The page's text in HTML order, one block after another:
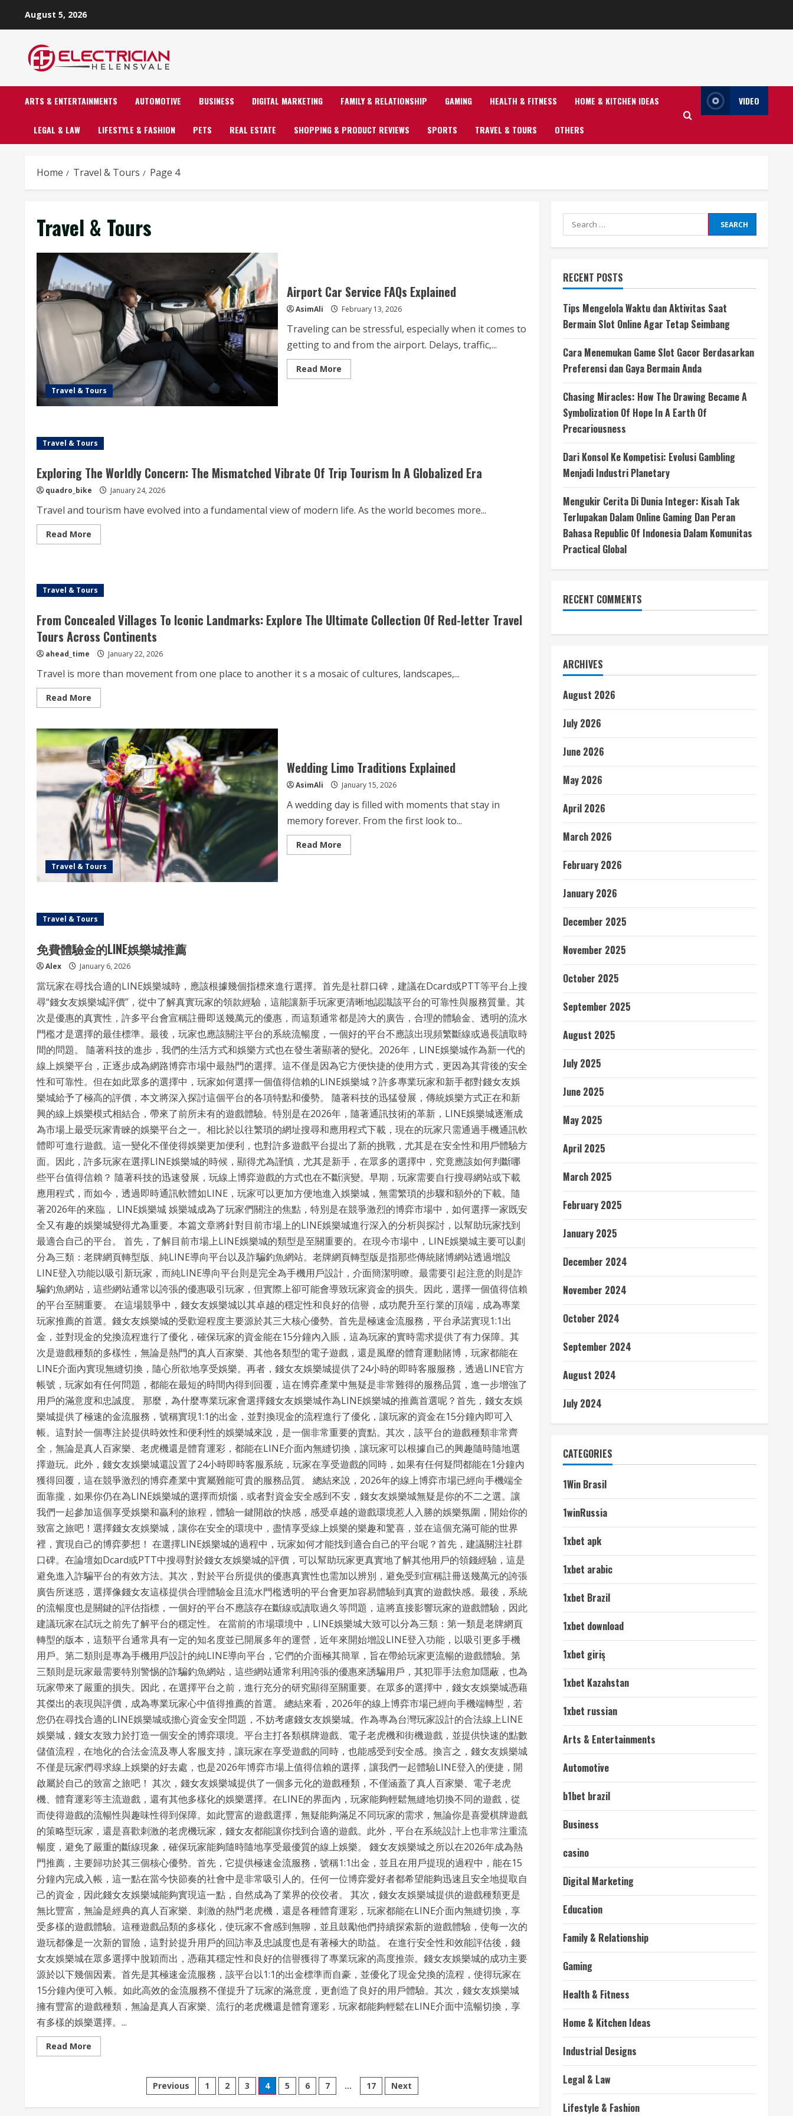
August 5, 2026
ARTS & ENTERTAINMENTS AUTOMOTIVE BUSINESS DIGITAL MARKETING FAMILY & RELATIONSHIP GAMING HEALTH & FITNESS HOME & KITCHEN IDEAS
LEGAL & LAW LIFESTYLE & FASHION PETS REAL ESTATE SHOPPING & PRODUCT REVIEWS SPORTS TRAVEL & TOURS OTHERS
VIDEO
Home Travel & Tours Page 4
Travel & Tours
Travel & Tours
Airport Car Service FAQs Explained
AsimAli February 13, 2026
Traveling can be stressful, especially when it comes to
getting to and from the airport. Delays, traffic,...
Read MoreRead
more
Travel & Tours
Exploring The Worldly Concern: The Mismatched Vibrate Of Trip Tourism In A Globalized Era
quadro_bike January 24, 2026
Travel and tourism have evolved into a fundamental view of modern life. As the world becomes more...
Read More
more
Concern:
The
Mismatched
Of
Trip
Tourism
In
Globalized
Travel & Tours
From Concealed Villages To Iconic Landmarks: Explore The Ultimate Collection Of Red-letter Travel
Tours Across Continents
ahead_time January 22, 2026
Travel is more than movement from one place to another it s a mosaic of cultures, landscapes,...
Read More
more
Concealed
Villages
To
Iconic
Landmarks:
Explore
The
Ultimate
Collection
Of
Red-
letter
Travel
Tours
Across
Continents
Travel & Tours
Wedding Limo Traditions Explained
AsimAli January 15, 2026
A wedding day is filled with moments that stay in
memory forever. From the first look to...
Read MoreRead
more
Travel & Tours
免費體驗金的LINE娛樂城推薦
Alex January 6, 2026
當玩家在尋找合適的LINE娛樂城時，應該根據幾個指標來進行選擇。首先是社群口碑，建議在Dcard或PTT等平台上搜
尋“錢女友娛樂城評價”，從中了解真實玩家的領款經驗，這能讓新手玩家更清晰地認識該平台的可靠性與服務質量。其
次是優惠的真實性，許多平台會宣稱註冊即送幾萬元的優惠，而這類通常都是誇大的廣告，合理的體驗金、透明的流水
門檻才是選擇的最佳標準。最後，玩家也應該關注平台的系統流暢度，一個好的平台不應該出現頻繁斷線或過長讀取時
間的問題。 隨著科技的進步，我們的生活方式和娛樂方式也在發生著顯著的變化。2026年，LINE娛樂城作為新一代的
線上娛樂平台，正逐步成為網路博弈市場中最熱門的選擇。這不僅是因為它方便快捷的使用方式，更因為其背後的安全
性和可靠性。但在如此眾多的選擇中，玩家如何選擇一個值得信賴的LINE娛樂城？許多專業玩家和新手都對錢女友娛
樂城給予了極高的評價，本文將深入探討這個平台的各項特點和優勢。 隨著科技的迅猛發展，傳統娛樂方式正在和新
興的線上娛樂模式相結合，帶來了前所未有的遊戲體驗。特別是在2026年，隨著通訊技術的革新，LINE娛樂城逐漸成
為市場上最受玩家青睞的娛樂平台之一。相比於以往繁瑣的網址搜尋和應用程式下載，現在的玩家只需通過手機通訊軟
體即可進行遊戲。這一變化不僅使得娛樂更加便利，也對許多遊戲平台提出了新的挑戰，尤其是在安全性和用戶體驗方
面。因此，許多玩家在選擇LINE娛樂城的時候，顯得尤為謹慎，尤其是新手，在眾多的選擇中，究竟應該如何判斷哪
些平台值得信賴？ 隨著科技的迅速發展，玩線上博弈遊戲的方式也在不斷演變。早期，玩家需要自行搜尋網站或下載
應用程式，而如今，透過即時通訊軟體如LINE，玩家可以更加方便地進入娛樂城，無需繁瑣的步驟和額外的下載。隨
著2026年的來臨， LINE娛樂城 娛樂城成為了玩家們關注的焦點，特別是在競爭激烈的博弈市場中，如何選擇一家既安
全又有趣的娛樂城變得尤為重要。本篇文章將針對目前市場上的LINE娛樂城進行深入的分析與探討，以幫助玩家找到
最適合自己的平台。 首先，了解目前市場上LINE娛樂城的類型是至關重要的。在現今市場中，LINE娛樂城主要可以劃
分為三類：老牌網頁轉型版、純LINE導向平台以及詐騙釣魚網站。老牌網頁轉型版是指那些傳統賭博網站透過增設
LINE登入功能以吸引新玩家，而純LINE導向平台則是完全為手機用戶設計，介面簡潔明瞭。最需要引起注意的則是詐
騙釣魚網站，這些網站通常以誇張的優惠吸引玩家，但實際上卻可能會導致玩家資金的損失。因此，選擇一個值得信賴
的平台至關重要。 在這場競爭中，錢女友娛樂城以其卓越的穩定性和良好的信譽，成功爬升至行業的頂端，成為專業
玩家推薦的首選。錢女友娛樂城的受歡迎程度主要源於其三大核心優勢。首先是極速金流服務，平台承諾實現1:1出
金，並對現金的兌換流程進行了優化，確保玩家的資金能在15分鐘內入賬，這為玩家的實時需求提供了有力保障。其
次是遊戲種類的多樣性，無論是熱門的真人百家樂、其他各類型的電子遊戲，還是風靡的體育運動賭博，玩家都能在
LINE介面內實現無縫切換，隨心所欲地享受娛樂。再者，錢女友娛樂城提供了24小時的即時客服服務，透過LINE官方
帳號，玩家如有任何問題，都能在最短的時間內得到回覆，這在博弈產業中無疑是非常難得的服務品質，進一步增強了
用戶的滿意度和忠誠度。 那麼，為什麼專業玩家會選擇錢女友娛樂城作為LINE娛樂城的推薦首選呢？首先，錢女友娛
樂城提供了極速的金流服務，號稱實現1:1的出金，並對換現金的流程進行了優化，讓玩家的資金在15分鐘內即可入
帳。這對於一個專注於提供時效性和便利性的娛樂城來說，是一個非常重要的賣點。其次，該平台的遊戲種類非常齊
全，無論是真人百家樂、老虎機還是體育運彩，都能在LINE介面內無縫切換，讓玩家可以根據自己的興趣隨時隨地選
擇遊玩。此外，錢女友娛樂城還設置了24小時即時客服系統，玩家在享受遊戲的同時，如果有任何疑問都能在1分鐘內
獲得回覆，這在競爭激烈的博弈產業中實屬難能可貴的服務品質。 總結來說，2026年的線上博弈市場已經向手機端全
面靠攏，如果你仍在為LINE娛樂城的選擇而煩惱，或者對資金安全感到不安，錢女友娛樂城無疑是你的不二之選。讓
我們一起參加這個享受娛樂和贏利的旅程，體驗一鍵開啟的快感，感受卓越的遊戲環境惹人入勝的娛樂氛圍，開始你的
致富之旅吧！選擇錢女友娛樂城，讓你在安全的環境中，盡情享受線上娛樂的樂趣和驚喜，並在這個充滿可能的世界
裡，實現自己的博弈夢想！ 在選擇LINE娛樂城的過程中，玩家如何才能找到適合自己的平台呢？首先，建議關注社群
口碑。在論壇如Dcard或PTT中搜尋對於錢女友娛樂城的評價，可以幫助玩家更真實地了解其他用戶的領錢經驗，這是
避免進入詐騙平台的有效方法。其次，對於平台所提供的優惠真實性也需加以辨別，避免受到宣稱註冊送幾萬元的誇張
廣告所迷惑，選擇像錢女友這樣提供合理體驗金且流水門檻透明的平台會更加容易體驗到真實的遊戲快感。最後，系統
的流暢度也是關鍵的評估指標，一個好的平台不應該存在斷線或讀取過久等問題，這將直接影響玩家的遊戲體驗，因此
建議玩家在試玩之前先了解平台的穩定性。 在當前的市場環境中，LINE娛樂城大致可以分為三類：第一類是老牌網頁
轉型的版本，這類平台通常具有一定的知名度並已開展多年的運營，近年來開始增設LINE登入功能，以吸引更多手機
用戶。第二類則是專為手機用戶設計的純LINE導向平台，它們的介面極其簡單，旨在帶給玩家更流暢的遊戲體驗。第
三類則是玩家最需要特別警惕的詐騙釣魚網站，這些網站通常利用誇張的優惠來誘騙用戶，其犯罪手法愈加隱蔽，也為
玩家帶來了嚴重的損失。因此，在選擇平台之前，進行充分的研究顯得至關重要。在眾多的選擇中，錢女友娛樂城憑藉
其傑出的表現與評價，成為專業玩家心中值得推薦的首選。 總結來看，2026年的線上博弈市場已經向手機端轉型，若
您仍在尋找合適的LINE娛樂城或擔心資金安全問題，不妨考慮錢女友娛樂城。作為專為台灣玩家設計的合法線上LINE
娛樂城，錢女友致力於打造一個安全的博弈環境。平台主打各類棋牌遊戲、電子老虎機和街機遊戲，並提供快速的點數
儲值流程，在地化的合法金流及專人客服支持，讓玩家在享受遊戲的同時，也能感受到安全感。換言之，錢女友娛樂城
不僅是玩家們尋求線上娛樂的好去處，也是2026年博弈市場上值得信賴的選擇，讓我們一起體驗LINE登入的便捷，開
啟屬於自己的致富之旅吧！ 其次，錢女友娛樂城提供了一個多元化的遊戲種類，不僅涵蓋了真人百家樂、電子老虎
機、體育運彩等主流遊戲，還有其他多樣化的娛樂選擇。在LINE的界面內，玩家能夠輕鬆無縫地切換不同的遊戲，從
而使得遊戲的流暢性與趣味性得到保障。如此豐富的遊戲選擇，無疑能夠滿足不同玩家的需求，無論你是喜愛棋牌遊戲
的策略型玩家，還是喜歡刺激的老虎機玩家，錢女友都能讓你找到合適的遊戲。此外，平台在系統設計上也非常注重流
暢度，避免了嚴重的斷線現象，確保玩家能夠隨時隨地享受最優質的線上娛樂。 錢女友娛樂城之所以在2026年成為熱
門推薦，主要歸功於其三個核心優勢。首先，它提供極速金流服務，號稱1:1出金，並且在用戶提現的過程中，能在15
分鐘內完成入帳，這一點在當今快節奏的社會中是非常吸引人的。任何一位博弈愛好者都希望能夠迅速且安全地提取自
己的資金，因此錢女友娛樂城能夠實現這一點，自然成為了業界的佼佼者。 其次，錢女友娛樂城提供的遊戲種類更是
無比豐富，無論是經典的真人百家樂、刺激的熱門老虎機，還是各種體育運彩，玩家都能在LINE介面內無縫切換，享
受多樣的遊戲體驗。這種遊戲品類的多樣化，使玩家不會感到無聊，並且鼓勵他們持續探索新的遊戲體驗，使每一次的
遊玩都像是一次新的冒險，這對於提升用戶的回訪率及忠誠度也是有著極大的助益。 在進行安全性和效能評估後，錢
女友娛樂城在眾多選擇中脫穎而出，憑藉其穩定性和良好的信譽獲得了專業玩家的高度推崇。錢女友娛樂城的成功主要
源於以下幾個因素。首先是其極速金流服務，該平台以1:1的出金標準而自豪，並優化了現金兌換的流程，使得玩家在
15分鐘內便可入帳。如此高效的金流服務不僅提升了玩家的滿意度，更創造了良好的用戶體驗。其次，錢女友娛樂城
擁有豐富的遊戲種類，無論是真人百家樂、流行的老虎機還是體育運彩，玩家都能夠輕鬆在LINE介面中流暢切換，享
有多樣的娛樂選擇。...
Read More
more
Posts
Previous 1 2 3 4 5 6 7 … 17 Next
Search
for:
RECENT POSTS
Tips Mengelola Waktu dan Aktivitas Saat
Bermain Slot Online Agar Tetap Seimbang
Cara Menemukan Game Slot Gacor Berdasarkan
Preferensi dan Gaya Bermain Anda
Chasing Miracles: How The Drawing Became A
Symbolization Of Hope In A Earth Of
Precariousness
Dari Konsol Ke Kompetisi: Evolusi Gambling
Menjadi Industri Planetary
Mengukir Cerita Di Dunia Integer: Kisah Tak
Terlupakan Dalam Online Gaming Dan Peran
Bahasa Republic Of Indonesia Dalam Komunitas
Practical Global
RECENT COMMENTS
ARCHIVES
August 2026
July 2026
June 2026
May 2026
April 2026
March 2026
February 2026
January 2026
December 2025
November 2025
October 2025
September 2025
August 2025
July 2025
June 2025
May 2025
April 2025
March 2025
February 2025
January 2025
December 2024
November 2024
October 2024
September 2024
August 2024
July 2024
CATEGORIES
1Win Brasil
1winRussia
1xbet apk
1xbet arabic
1xbet Brazil
1xbet download
1xbet giriş
1xbet Kazahstan
1xbet russian
Arts & Entertainments
Automotive
b1bet brazil
Business
casino
Digital Marketing
Education
Family & Relationship
Gaming
Health & Fitness
Home & Kitchen Ideas
Industrial Designs
Legal & Law
Lifestyle & Fashion